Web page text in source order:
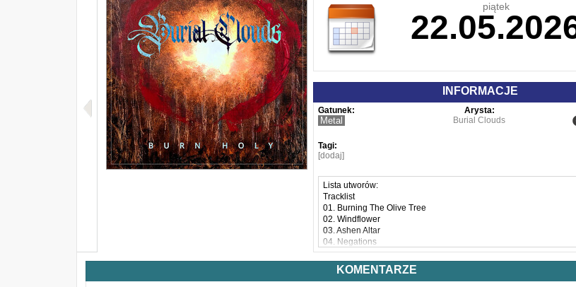
piątek
INFORMACJE
Gatunek:
Metal
Arysta:
Burial Clouds
Tagi:
[dodaj]
Lista utworów:
Tracklist
01. Burning The Olive Tree
02. Windflower
03. Ashen Altar
04. Negations
05. Be Not Afraid
06. Screaming, Drowning, Pacified
07. Forget Me Not
KOMENTARZE